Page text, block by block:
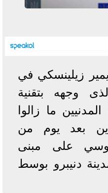
زيلينسكي في
وجهه بتقنية
ما زالوا
بعد يوم من
على مبنى
دنيبرو بوسط